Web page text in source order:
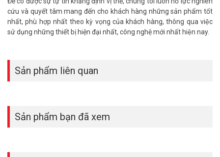
cứu và quyết tâm mang đến cho khách hàng những sản phẩm tốt
nhất, phù hợp nhất theo kỳ vọng của khách hàng, thông qua việc
sử dụng những thiết bị hiện đại nhất, công nghệ mới nhất hiện nay.
Sản phẩm liên quan
Sản phẩm bạn đã xem